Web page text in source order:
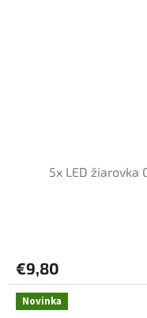
5x LED žiarovka
€9,80
Novinka